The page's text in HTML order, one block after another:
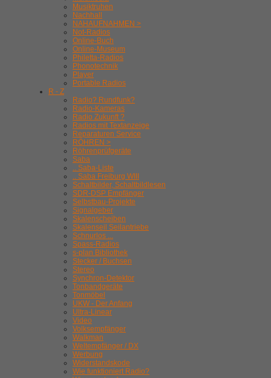
Musiktruhen
Nachhall
NAHAUFNAHMEN >
Not-Radios
Online-Buch
Online-Museum
Philetta-Radios
Phonotechnik
Player
Portable Radios
R - Z
Radio? Rundfunk?
Radio-Kameras
Radio Zukunft ?
Radios mit Textanzeige
Reparaturen Service
RÖHREN >
Röhrenprüfgeräte
Saba
.. Saba-Liste
.. Saba Freiburg WIII
Schaltbilder, Schaltbildlesen
SDR-DSP Empfänger
Selbstbau-Projekte
Signalgeber
Skalenscheiben
Skalenseil Seilantriebe
Schnurlos ...
Spass-Radios
s-plan Bibliothek
Stecker / Buchsen
Stereo
Synchron-Detektor
Tonbandgeräte
Tonmöbel
UKW - Der Anfang
Ultra-Linear
Video
Volksempfänger
Walkman
Weltempfänger / DX
Werbung
Widerstandskode
Wie funktioniert Radio?